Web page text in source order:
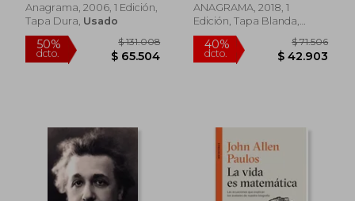
Anagrama, 2006, 1 Edición,
Tapa Dura, Usado
ANAGRAMA, 2018, 1
Edición, Tapa Blanda,
Nuevo